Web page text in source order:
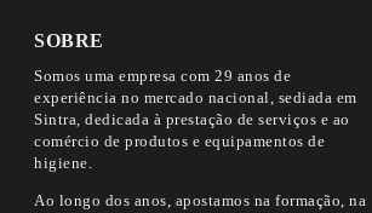
SOBRE
Somos uma empresa com 29 anos de
experiência no mercado nacional, sediada em
Sintra, dedicada à prestação de serviços e ao
comércio de produtos e equipamentos de
higiene.
Ao longo dos anos, apostamos na formação, na